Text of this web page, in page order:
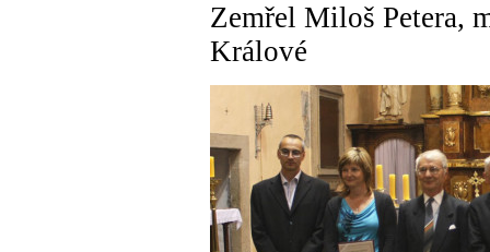
Zemřel Miloš Petera,
Králové